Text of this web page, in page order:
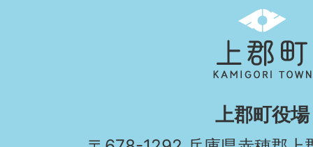
郡
町
KAMIGORI
TOWN
上郡町役場